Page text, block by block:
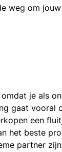
weg om
je als
gaat vooral
een
het beste
partner